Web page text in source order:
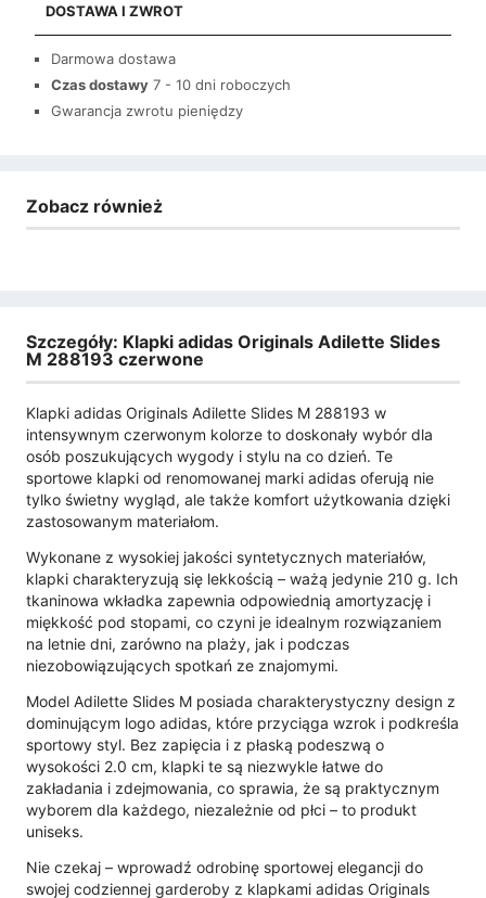
DOSTAWA I ZWROT
Darmowa dostawa
Czas dostawy 7 - 10 dni roboczych
Gwarancja zwrotu pieniędzy
Zobacz również
Szczegóły: Klapki adidas Originals Adilette Slides
M 288193 czerwone
Klapki adidas Originals Adilette Slides M 288193 w
intensywnym czerwonym kolorze to doskonały wybór dla
osób poszukujących wygody i stylu na co dzień. Te
sportowe klapki od renomowanej marki adidas oferują nie
tylko świetny wygląd, ale także komfort użytkowania dzięki
zastosowanym materiałom.
Wykonane z wysokiej jakości syntetycznych materiałów,
klapki charakteryzują się lekkością – ważą jedynie 210 g. Ich
tkaninowa wkładka zapewnia odpowiednią amortyzację i
miękkość pod stopami, co czyni je idealnym rozwiązaniem
na letnie dni, zarówno na plaży, jak i podczas
niezobowiązujących spotkań ze znajomymi.
Model Adilette Slides M posiada charakterystyczny design z
dominującym logo adidas, które przyciąga wzrok i podkreśla
sportowy styl. Bez zapięcia i z płaską podeszwą o
wysokości 2.0 cm, klapki te są niezwykle łatwe do
zakładania i zdejmowania, co sprawia, że są praktycznym
wyborem dla każdego, niezależnie od płci – to produkt
uniseks.
Nie czekaj – wprowadź odrobinę sportowej elegancji do
swojej codziennej garderoby z klapkami adidas Originals